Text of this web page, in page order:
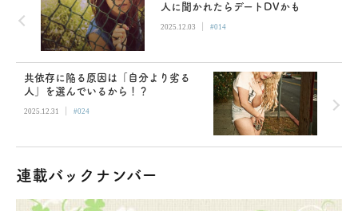
人に聞かれたらデートDVかも
2025.12.03 | #014
共依存に陥る原因は「自分より劣る
人」を選んでいるから！？
2025.12.31 | #024
連載バックナンバー